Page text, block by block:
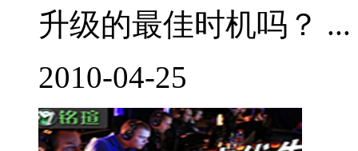
升级的最佳时机吗？ ...
2010-04-25